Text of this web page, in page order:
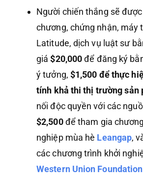
Người chiến thắng sẽ
chương, chứng nhận, máy
Latitude, dịch vụ luật sư
giá$20,000để đăng ký
ý tưởng, $1,500 để thực
tính khả thi thị trường sản
nối độc quyền với các
$2,500để tham gia
nghiệp mùa hè Leangap,
các chương trình khởi
Western Union